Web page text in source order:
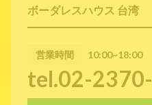
ボーダレスハウス 台湾
営業時間 10:00~18:00
tel.02-